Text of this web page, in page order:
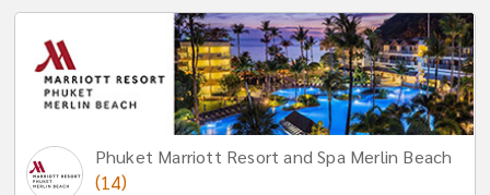
Phuket Marriott Resort and Spa Merlin Beach
(14)